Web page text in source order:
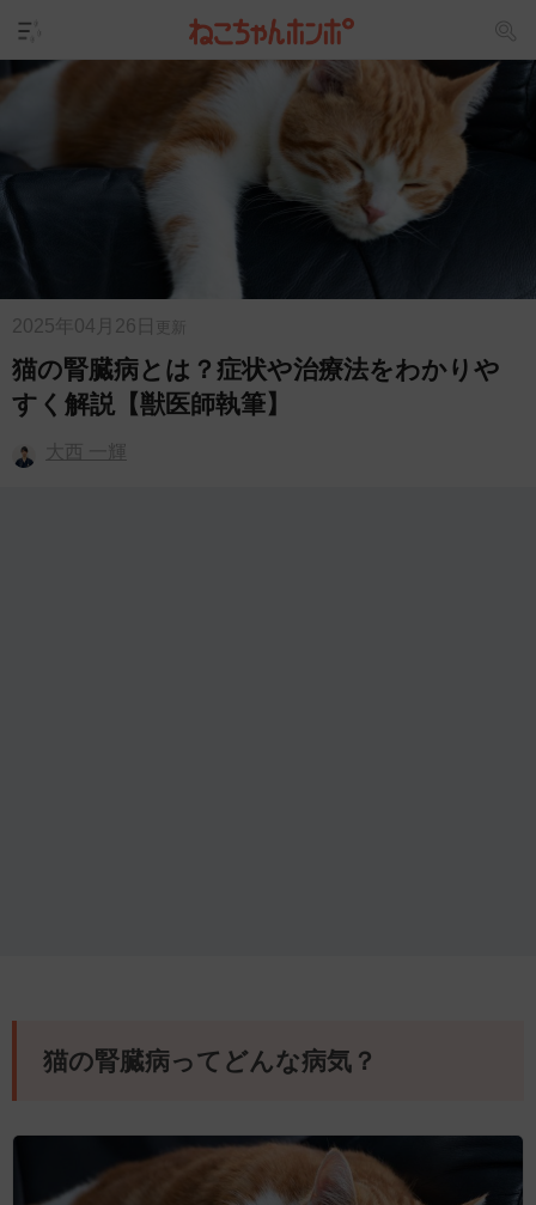
2025年04月26日 更新
猫の腎臓病とは？症状や治療法をわかりや
すく解説【獣医師執筆】
大西 一輝
猫の腎臓病ってどんな病気？